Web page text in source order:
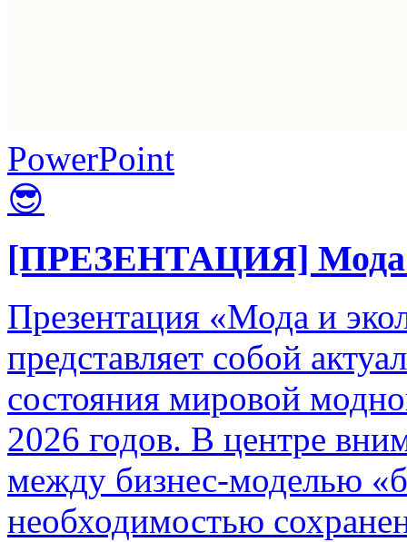
PowerPoint
😎
[ПРЕЗЕНТАЦИЯ] Мода
Презентация «Мода и
представляет собой
состояния мировой
2026 годов. В центре
между бизнес-моделью
необходимостью